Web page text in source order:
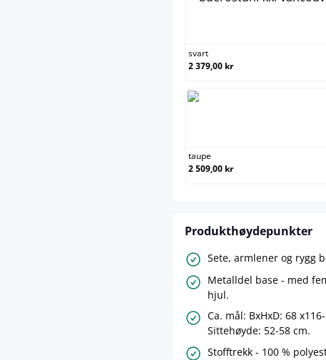
svart
2 379,00 kr
taupe
2 509,00 kr
Produkthøydepunkter
Sete, armlener og rygg
Metalldel base - med
hjul.
Ca. mål: BxHxD: 68
Sittehøyde: 52-58 cm.
Stofftrekk - 100 %